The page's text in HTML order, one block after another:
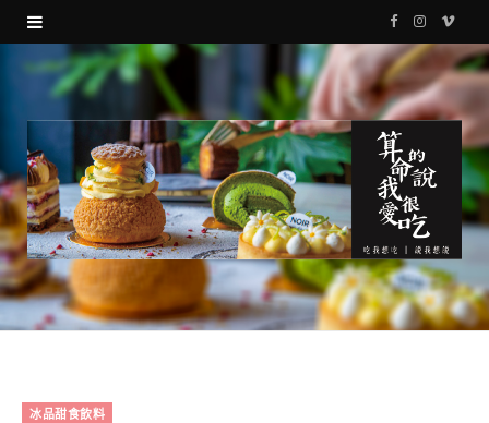
F
a
c
e
b
o
k
I
s
g
r
a
V
i
冰品甜食飲料